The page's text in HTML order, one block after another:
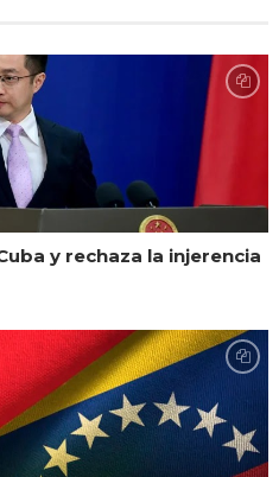
y rechaza la injerencia